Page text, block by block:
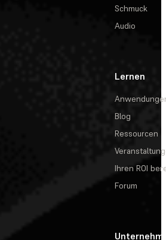
Schmuck
Audio
Lernen
Blog
Ressourcen
Ihren ROI
Forum